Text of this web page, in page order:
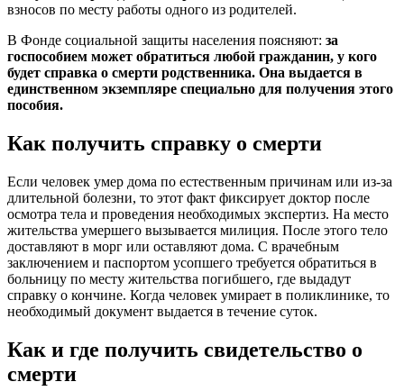
взносов по месту работы одного из родителей.
В Фонде социальной защиты населения поясняют: за
госпособием может обратиться любой гражданин, у кого
будет справка о смерти родственника. Она выдается в
единственном экземпляре специально для получения этого
пособия.
Как получить справку о смерти
Если человек умер дома по естественным причинам или из-за
длительной болезни, то этот факт фиксирует доктор после
осмотра тела и проведения необходимых экспертиз. На место
жительства умершего вызывается милиция. После этого тело
доставляют в морг или оставляют дома. С врачебным
заключением и паспортом усопшего требуется обратиться в
больницу по месту жительства погибшего, где выдадут
справку о кончине. Когда человек умирает в поликлинике, то
необходимый документ выдается в течение суток.
Как и где получить свидетельство о
смерти